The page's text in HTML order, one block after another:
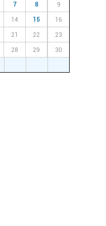
7 8 9
14 15 16
21 22 23
28 29 30